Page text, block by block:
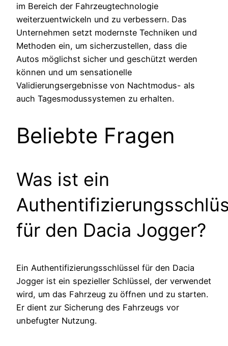
im Bereich der Fahrzeugtechnologie
weiterzuentwickeln und zu verbessern. Das
Unternehmen setzt modernste Techniken und
Methoden ein, um sicherzustellen, dass die
Autos möglichst sicher und geschützt werden
können und um sensationelle
Validierungsergebnisse von Nachtmodus- als
auch Tagesmodussystemen zu erhalten.
Beliebte Fragen
Was ist ein
für den Dacia Jogger?
Ein Authentifizierungsschlüssel für den Dacia
Jogger ist ein spezieller Schlüssel, der verwendet
wird, um das Fahrzeug zu öffnen und zu starten.
Er dient zur Sicherung des Fahrzeugs vor
unbefugter Nutzung.